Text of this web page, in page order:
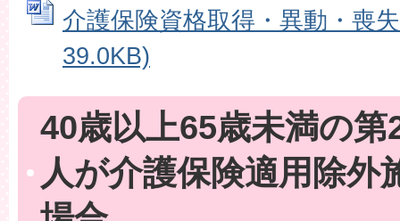
介護保険資格取得・異動・喪
39.0KB)
40歳以上65歳未満の第
人が介護保険適用除外